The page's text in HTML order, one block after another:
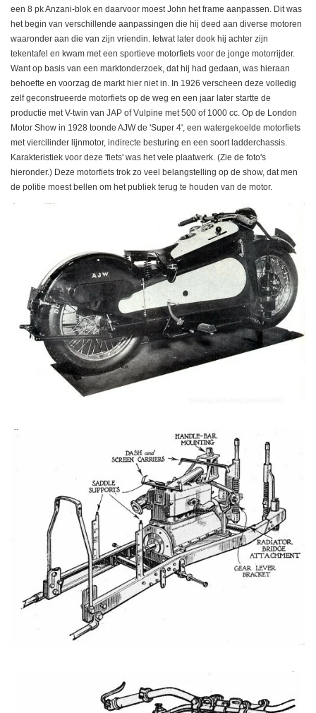
een 8 pk Anzani-blok en daarvoor moest John het frame aanpassen. Dit was
het begin van verschillende aanpassingen die hij deed aan diverse motoren
waaronder aan die van zijn vriendin. Ietwat later dook hij achter zijn
tekentafel en kwam met een sportieve motorfiets voor de jonge motorrijder.
Want op basis van een marktonderzoek, dat hij had gedaan, was hieraan
behoefte en voorzag de markt hier niet in. In 1926 verscheen deze volledig
zelf geconstrueerde motorfiets op de weg en een jaar later startte de
productie met V-twin van JAP of Vulpine met 500 of 1000 cc. Op de London
Motor Show in 1928 toonde AJW de 'Super 4', een watergekoelde motorfiets
met viercilinder lijnmotor, indirecte besturing en een soort ladderchassis.
Karakteristiek voor deze 'fiets' was het vele plaatwerk. (Zie de foto's
hieronder.) Deze motorfiets trok zo veel belangstelling op de show, dat men
de politie moest bellen om het publiek terug te houden van de motor.